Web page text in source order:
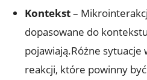
Kontekst–
dopasowane do
pojawiają.Różne sytuacje
reakcji, które powinny